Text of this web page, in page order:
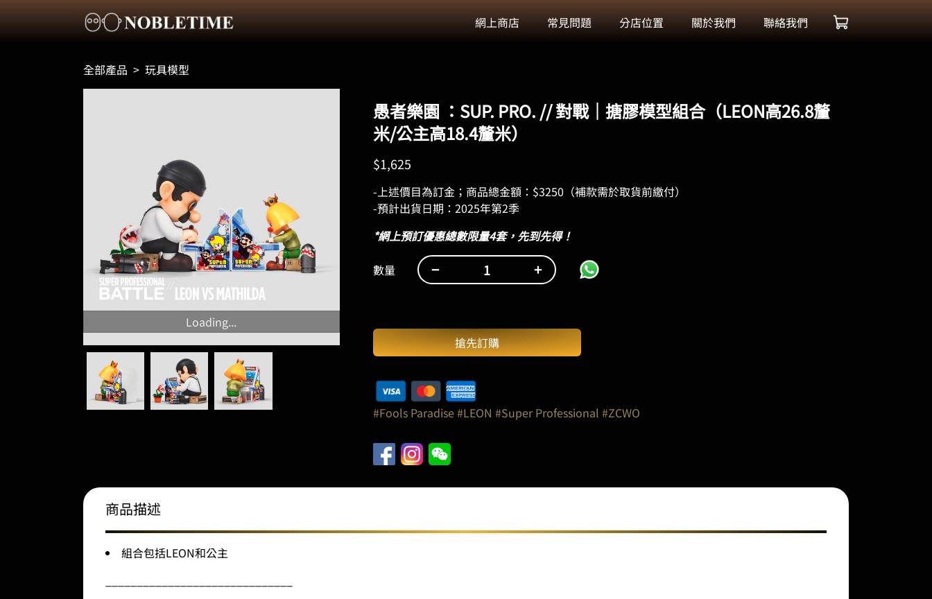
網上商店 常見問題 分店位置 關於我們 聯絡我們
全部產品 > 玩具模型
Loading...
愚者樂園 ：SUP. PRO. // 對戰｜搪膠模型組合（LEON高26.8釐
米/公主高18.4釐米）
$1,625
-上述價目為訂金；商品總金額：$3250（補款需於取貨前繳付）
-預計出貨日期：2025年第2季
*網上預訂優惠總數限量4套，先到先得！
愚
園
：
SUP.
PRO.
對
｜
搪
組
數量 − +
搶先訂購
#Fools Paradise#LEON #Super Professional #ZCWO
商品描述
組合包括LEON和公主